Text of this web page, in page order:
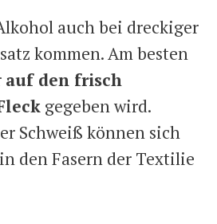
auch bei dreckiger
kommen. Am besten
auf den frisch
gegeben wird.
Schweiß können sich
den Fasern der Textilie